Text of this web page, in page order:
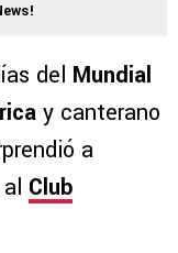
del Mundial
y canterano
a
Club